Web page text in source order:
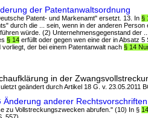
der Patentanwaltsordnung
Patent- und Markenamt" ersetzt. 13. In §
durch die ... sein, wenn in der anderen
würde. (2) Unternehmensgegenstand der
§ 14 erfüllt oder gegen wen eine der in Absatz
der bei einem Patentanwalt nach § 14
in der
geändert durch Artikel 18 G. v. 23.05.2011
Änderung anderer Rechtsvorschriften
zu Vollstreckungszwecken abrufen." (10) In § 14